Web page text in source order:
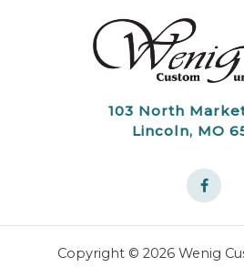
103 North
Lincoln, MO
Copyright © 2026 Wenig